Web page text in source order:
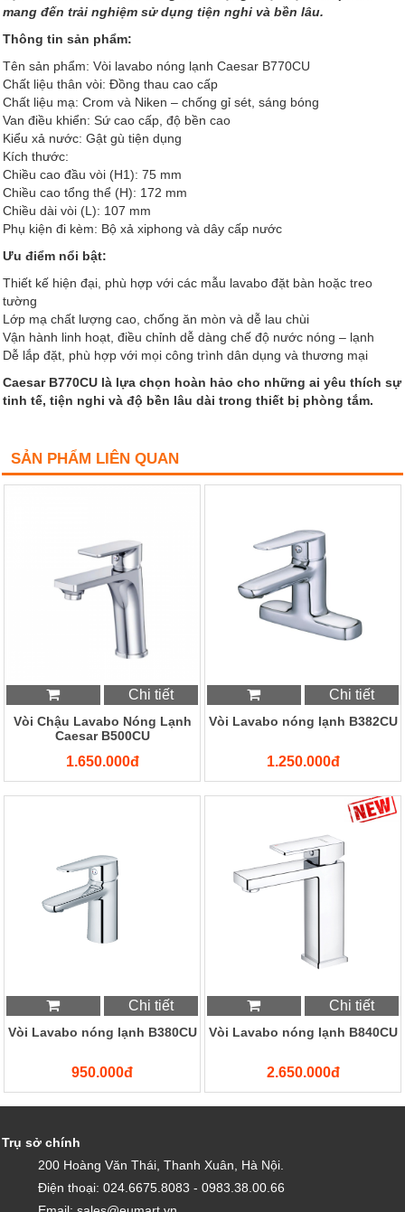
mang đến trải nghiệm sử dụng tiện nghi và bền lâu.
Thông tin sản phẩm:
Tên sản phẩm: Vòi lavabo nóng lạnh Caesar B770CU
Chất liệu thân vòi: Đồng thau cao cấp
Chất liệu mạ: Crom và Niken – chống gỉ sét, sáng bóng
Van điều khiển: Sứ cao cấp, độ bền cao
Kiểu xả nước: Gật gù tiện dụng
Kích thước:
Chiều cao đầu vòi (H1): 75 mm
Chiều cao tổng thể (H): 172 mm
Chiều dài vòi (L): 107 mm
Phụ kiện đi kèm: Bộ xả xiphong và dây cấp nước
Ưu điểm nổi bật:
Thiết kế hiện đại, phù hợp với các mẫu lavabo đặt bàn hoặc treo
tường
Lớp mạ chất lượng cao, chống ăn mòn và dễ lau chùi
Vận hành linh hoạt, điều chỉnh dễ dàng chế độ nước nóng – lạnh
Dễ lắp đặt, phù hợp với mọi công trình dân dụng và thương mại
Caesar B770CU là lựa chọn hoàn hảo cho những ai yêu thích sự
tinh tế, tiện nghi và độ bền lâu dài trong thiết bị phòng tắm.
SẢN PHẨM LIÊN QUAN
Chi tiết
Vòi Chậu Lavabo Nóng Lạnh
Caesar B500CU
1.650.000đ
Chi tiết
Vòi Lavabo nóng lạnh B382CU
1.250.000đ
Chi tiết
Vòi Lavabo nóng lạnh B380CU
950.000đ
Chi tiết
Vòi Lavabo nóng lạnh B840CU
2.650.000đ
Trụ sở chính
200 Hoàng Văn Thái, Thanh Xuân, Hà Nội.
Điện thoại: 024.6675.8083 - 0983.38.00.66